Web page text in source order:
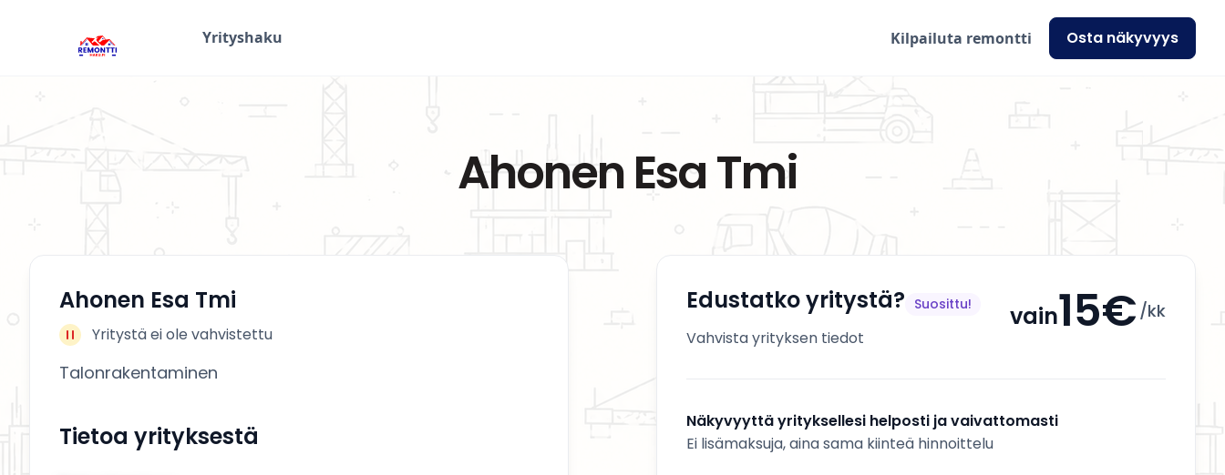
Yrityshaku Kilpailuta remontti Osta näkyvyys
Ahonen Esa Tmi
Ahonen Esa Tmi
Yritystä ei ole vahvistettu
Talonrakentaminen
Tietoa yrityksestä
Edustatko yritystä? Suosittu!
Vahvista yrityksen tiedot
vain15€ /kk
Näkyvyyttä yrityksellesi helposti ja vaivattomasti
Ei lisämaksuja, aina sama kiinteä hinnoittelu